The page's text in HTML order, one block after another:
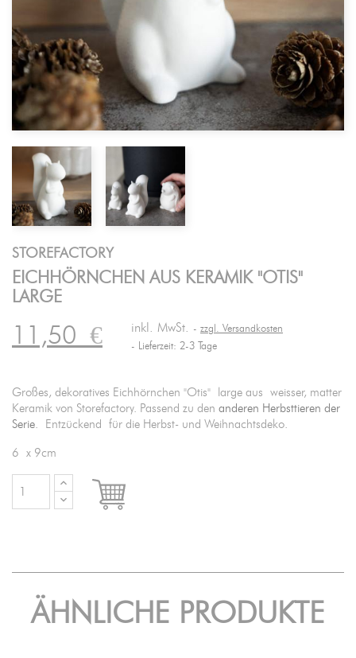
STOREFACTORY
EICHHÖRNCHEN AUS KERAMIK "OTIS"
LARGE
11,50€ inkl. MwSt.
zzgl. Versandkosten
Lieferzeit: 2-3 Tage
Großes, dekoratives Eichhörnchen "Otis" large aus weisser, matter
Keramik von Storefactory. Passend zu den anderen Herbsttieren der
Serie. Entzückend für die Herbst- und Weihnachtsdeko.
6 x 9cm

ÄHNLICHE PRODUKTE